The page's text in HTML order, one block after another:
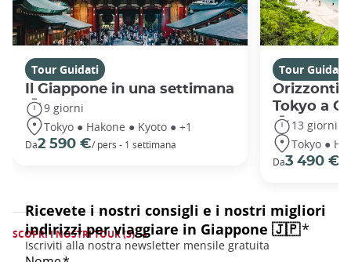
Tour Guidati
Il Giappone in una settimana
9 giorni
Tokyo ● Hakone ● Kyoto ● +1
Da2 590 €/ pers - 1 settimana
Tour Guidati
Orizzonti
Tokyo a
13 giorni
Tokyo ●
Da3 490 €
SCOPRI I NOSTRI TOUR (3)